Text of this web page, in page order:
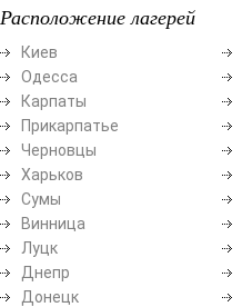
Расположение лагерей
Киев
Одесса
Карпаты
Прикарпатье
Черновцы
Харьков
Сумы
Винница
Луцк
Днепр
Донецк